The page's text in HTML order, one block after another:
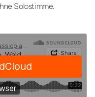
Solostimme.